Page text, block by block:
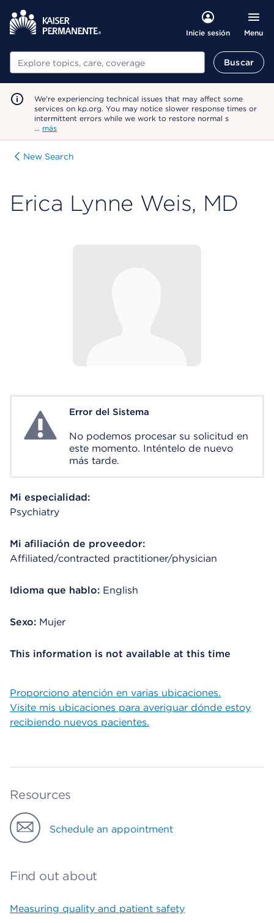
Inicie sesión Menu
Buscar Buscar
We're experiencing technical issues that may affect some
services on kp.org. You may notice slower response times or
intermittent errors while we work to restore normal s
… más
New Search
Erica Lynne Weis, MD
System ErrorError del Sistema
No podemos procesar su solicitud en
este momento. Inténtelo de nuevo
más tarde.
Mi especialidad:
Psychiatry
Mi afiliación de proveedor:
Affiliated/contracted practitioner/physician
Idioma que hablo: English
Sexo: Mujer
This information is not available at this time
Proporciono atención en varias ubicaciones.
Visite mis ubicaciones para averiguar dónde estoy
recibiendo nuevos pacientes.
Resources
Schedule an appointment
Find out about
Measuring quality and patient safety